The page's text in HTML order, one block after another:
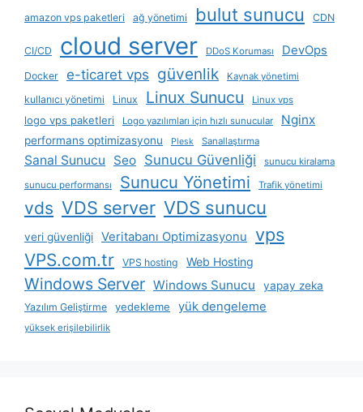
amazon vps paketleri ağ yönetimi bulut sunucu CDN
CI/CD cloud server DDoS Koruması DevOps
Docker e-ticaret vps güvenlik Kaynak yönetimi
kullanıcı yönetimi Linux Linux Sunucu Linux vps
logo vps paketleri Logo yazılımları için hızlı sunucular Nginx
performans optimizasyonu Plesk Sanallaştırma
Sanal Sunucu Seo Sunucu Güvenliği sunucu kiralama
sunucu performansı Sunucu Yönetimi Trafik yönetimi
vds VDS server VDS sunucu
veri güvenliği Veritabanı Optimizasyonu vps
VPS.com.tr VPS hosting Web Hosting
Windows Server Windows Sunucu yapay zeka
Yazılım Geliştirme yedekleme yük dengeleme
yüksek erişilebilirlik